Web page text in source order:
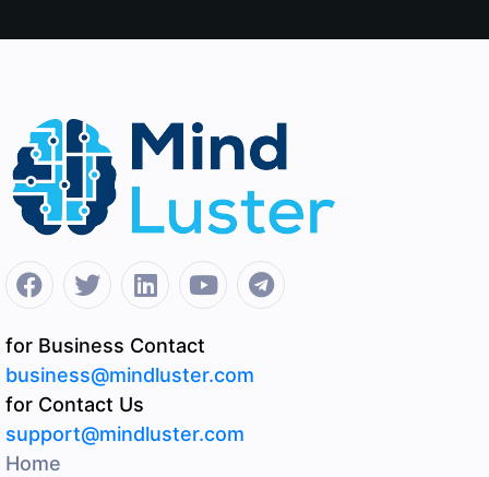
for Business Contact
business@mindluster.com
for Contact Us
support@mindluster.com
Home